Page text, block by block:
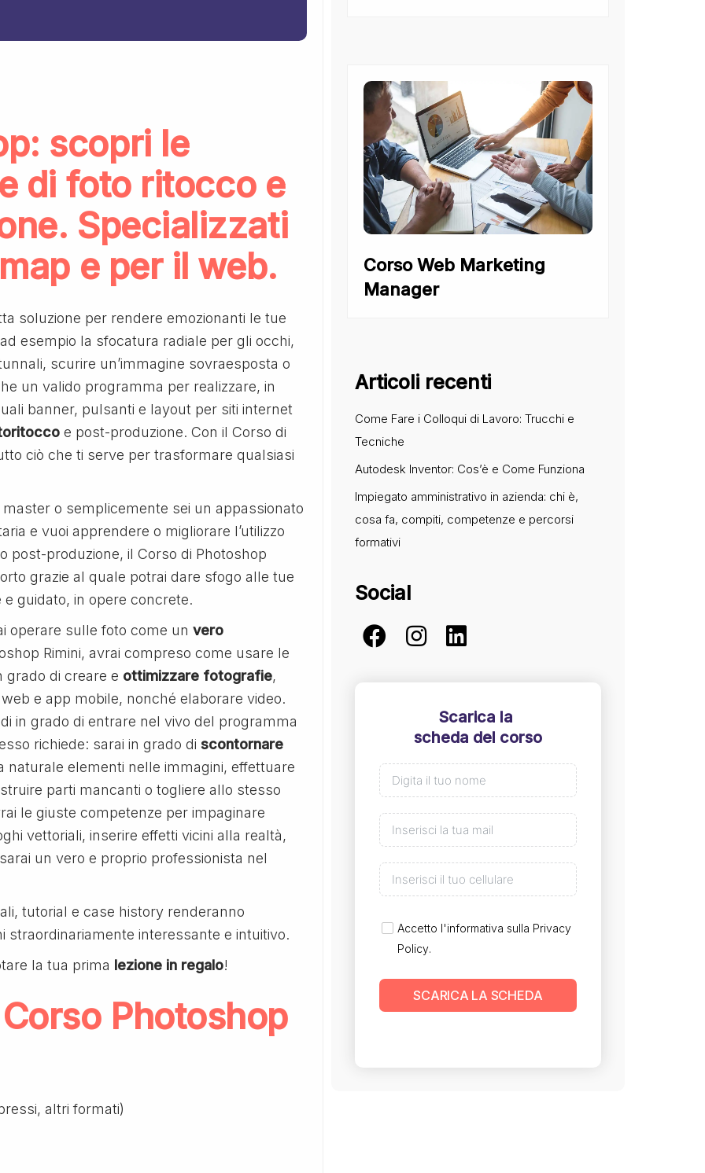
scopri le
di foto ritocco e
Specializzati
e per il web.
soluzione per rendere emozionanti le tue
esempio la sfocatura radiale per gli occhi,
scurire un’immagine sovraesposta o
un valido programma per realizzare, in
banner, pulsanti e layout per siti internet
e post-produzione. Con il Corso di
ciò che ti serve per trasformare qualsiasi
o semplicemente sei un appassionato
e vuoi apprendere o migliorare l’utilizzo
post-produzione, il Corso di Photoshop
grazie al quale potrai dare sfogo alle tue
guidato, in opere concrete.
operare sulle foto come un vero
Rimini, avrai compreso come usare le
grado di creare e ottimizzare fotografie,
e app mobile, nonché elaborare video.
in grado di entrare nel vivo del programma
richiede: sarai in grado di scontornare
naturale elementi nelle immagini, effettuare
parti mancanti o togliere allo stesso
le giuste competenze per impaginare
vettoriali, inserire effetti vicini alla realtà,
un vero e proprio professionista nel
tutorial e case history renderanno
straordinariamente interessante e intuitivo.
la tua prima lezione in regalo!
Photoshop
altri formati)
Corso Web Marketing
Manager
Articoli recenti
Come Fare i Colloqui di Lavoro: Trucchi e
Tecniche
Autodesk Inventor: Cos’è e Come Funziona
Impiegato amministrativo in azienda: chi è,
cosa fa, compiti, competenze e percorsi
formativi
Social
Scarica la
scheda del corso
Accetto l'informativa sulla Privacy
Policy.
SCARICA LA SCHEDA